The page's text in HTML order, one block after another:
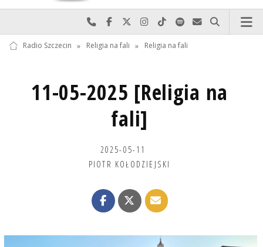
Najlepiej po prostu do nas zadzwoń
Odwiedź nas na Facebook-u
Odwiedź nas na X
Odwiedź nas na Instagram-ie
Odwiedź nas na TikTok-u
Szukaj nas na Spotify
Wyślij do nas
Szukaj
Radio Szczecin » Religia na fali » Religia na fali
11-05-2025 [Religia na
fali]
2025-05-11
PIOTR KOŁODZIEJSKI